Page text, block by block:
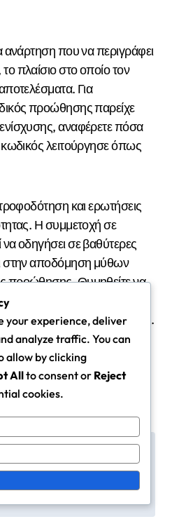
ανάρτηση που να περιγράφει
πλαίσιο στο οποίο τον
Για
προώθησης παρείχε
αναφέρετε πόσα
λειτούργησε όπως
και ερωτήσεις
Η συμμετοχή σε
οδηγήσει σε βαθύτερες
στην αποδόμηση μύθων
προώθησης. Θυμηθείτε να
ευγένεια, δείχνοντας
στις απαντήσεις σας.
Μάγια: Η Ανάλυση Εκδ
ηλώσεων: Μεταβολές
Μετάλλου, Απόδοση Σκ
αγιών, Στρατηγικές Παι
κτών
your experience, deliver
analyze traffic. You can
allow by clicking
Allto consent or Reject
cookies.